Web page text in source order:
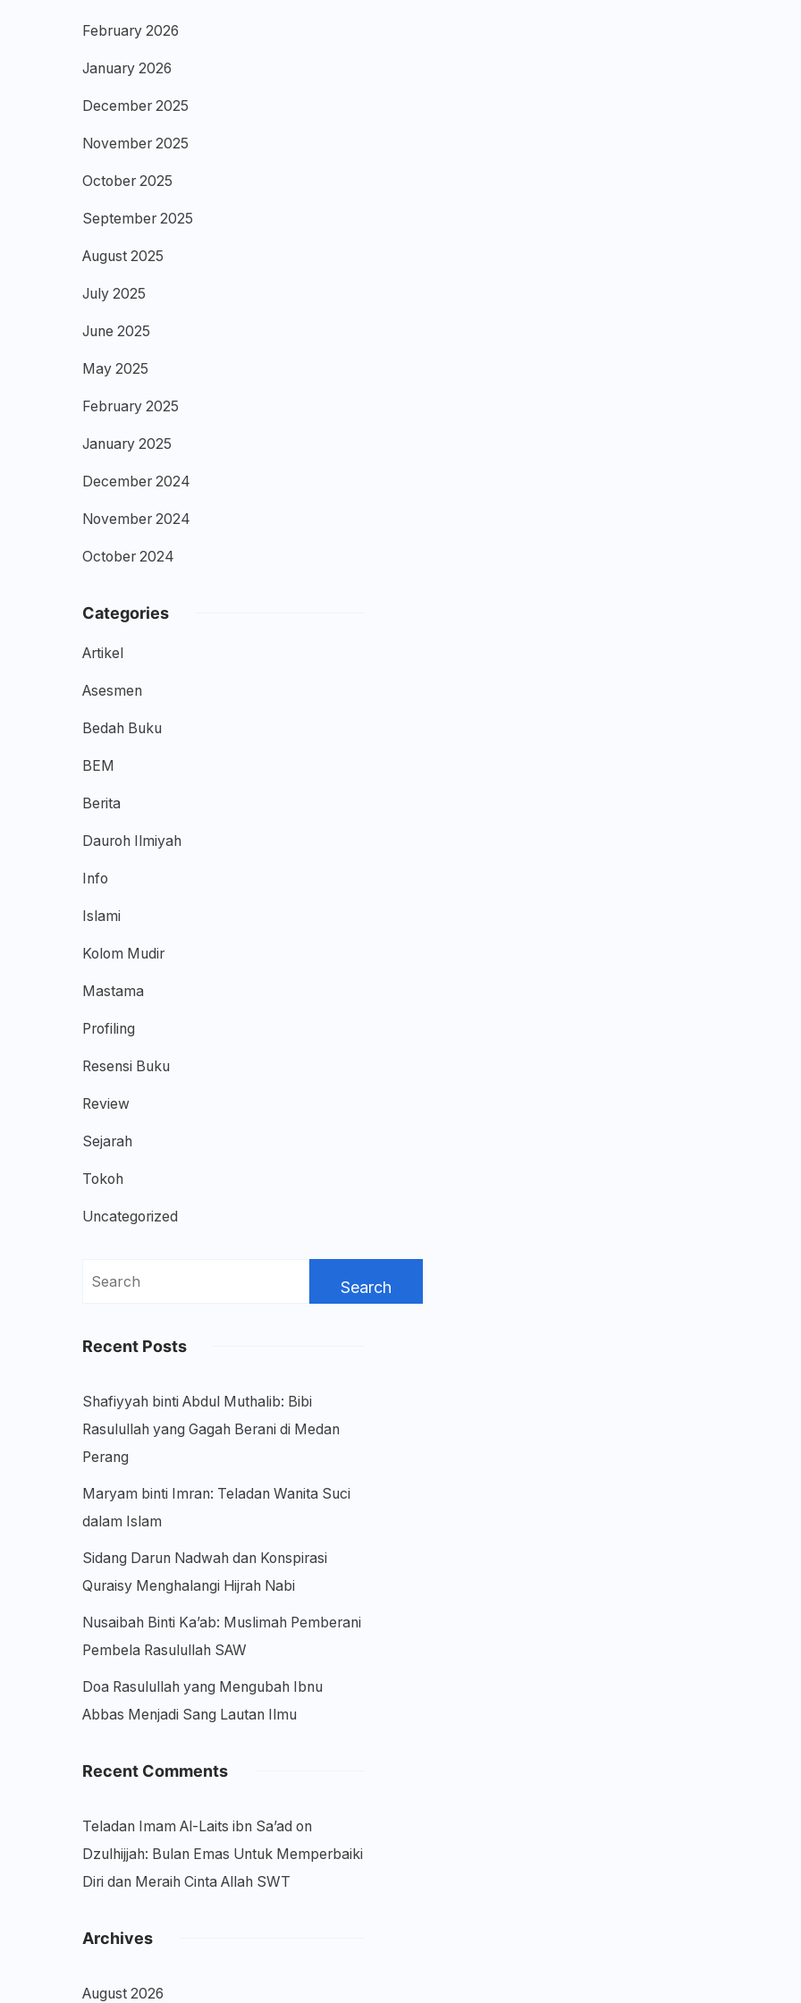
February 2026
January 2026
December 2025
November 2025
October 2025
September 2025
August 2025
July 2025
June 2025
May 2025
February 2025
January 2025
December 2024
November 2024
October 2024
Categories
Artikel
Asesmen
Bedah Buku
BEM
Berita
Dauroh Ilmiyah
Info
Islami
Kolom Mudir
Mastama
Profiling
Resensi Buku
Review
Sejarah
Tokoh
Uncategorized
Search
Recent Posts
Shafiyyah binti Abdul Muthalib: Bibi
Rasulullah yang Gagah Berani di Medan
Perang
Maryam binti Imran: Teladan Wanita Suci
dalam Islam
Sidang Darun Nadwah dan Konspirasi
Quraisy Menghalangi Hijrah Nabi
Nusaibah Binti Ka’ab: Muslimah Pemberani
Pembela Rasulullah SAW
Doa Rasulullah yang Mengubah Ibnu
Abbas Menjadi Sang Lautan Ilmu
Recent Comments
Teladan Imam Al-Laits ibn Sa’ad on
Dzulhijjah: Bulan Emas Untuk Memperbaiki
Diri dan Meraih Cinta Allah SWT
Archives
August 2026